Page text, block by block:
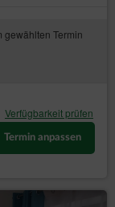
gewählten Termin
Verfügbarkeit prüfen
Termin anpassen